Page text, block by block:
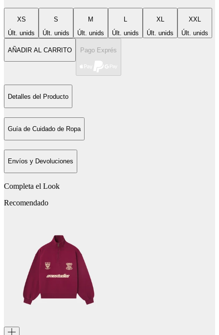
XS
Últ. unids
S
Últ. unids
M
Últ. unids
L
Últ. unids
XL
Últ. unids
XXL
Últ. unids
AÑADIR AL CARRITO Pago Exprés
Detalles del Producto
Guía de Cuidado de Ropa
Envíos y Devoluciones
Completa el Look
Recomendado